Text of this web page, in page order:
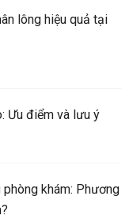
lông hiệu quả tại
Ưu điểm và lưu ý
khám: Phương